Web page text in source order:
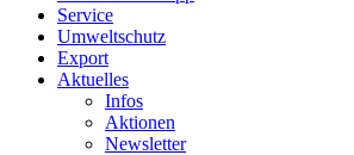
Service
Umweltschutz
Export
Aktuelles
Infos
Aktionen
Newsletter